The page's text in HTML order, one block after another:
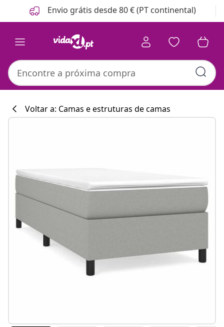
Anterior
Seguinte Envio grátis desde 80 € (PT continental)
Voltar a: Camas e estruturas de camas